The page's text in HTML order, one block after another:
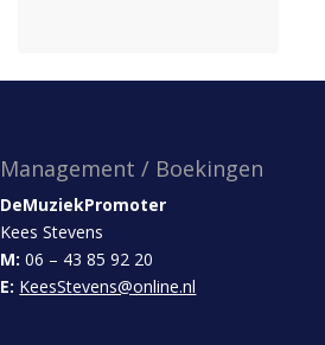
Management / Boekingen
DeMuziekPromoter
Kees Stevens
M: 06 – 43 85 92 20
E: KeesStevens@online.nl